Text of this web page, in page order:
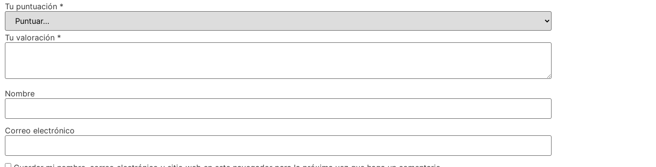
Tu puntuación *
Tu valoración *
Nombre
Correo electrónico